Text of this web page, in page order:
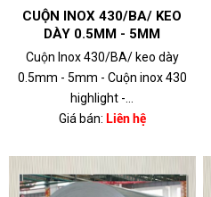
CUỘN INOX 430/BA/ KEO
DÀY 0.5MM - 5MM
Cuộn Inox 430/BA/ keo dày
0.5mm - 5mm - Cuộn inox 430
highlight -...
Giá bán: Liên hệ